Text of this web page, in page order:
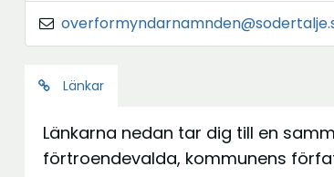
Länkar
Länkarna nedan tar dig till en
förtroendevalda, kommunens